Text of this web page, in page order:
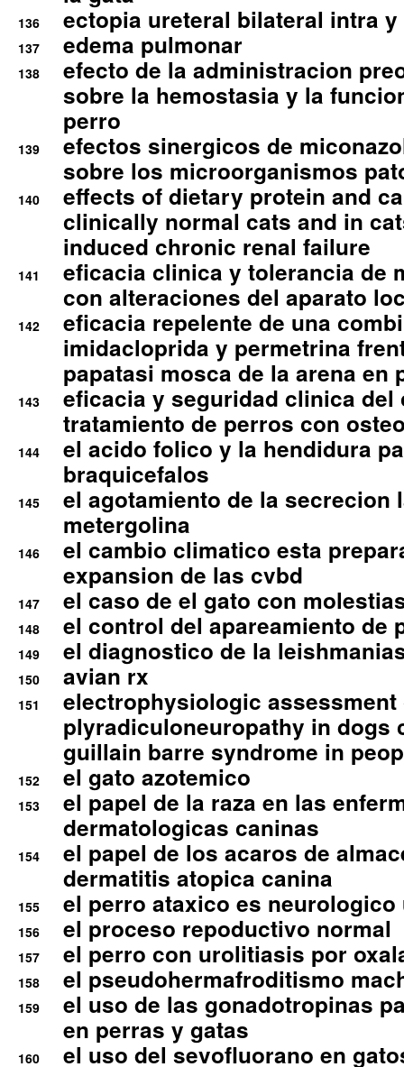
136 ectopia ureteral bilateral intra
137 edema pulmonar
138
efecto de la administracion
sobre la hemostasia y la
perro
139
efectos sinergicos de
sobre los microorganismos
140
effects of dietary protein and
clinically normal cats and in
induced chronic renal failure
141
eficacia clinica y tolerancia de
con alteraciones del aparato
142
eficacia repelente de una
imidacloprida y permetrina
papatasi mosca de la arena en
143
eficacia y seguridad clinica del
tratamiento de perros con
144
el acido folico y la hendidura
braquicefalos
145
el agotamiento de la secrecion
metergolina
146
el cambio climatico esta
expansion de las cvbd
147 el caso de el gato con
148 el control del apareamiento de
149 el diagnostico de la
150 avian rx
151
electrophysiologic assessment
plyradiculoneuropathy in dogs
guillain barre syndrome in
152 el gato azotemico
153
el papel de la raza en las
dermatologicas caninas
154
el papel de los acaros de
dermatitis atopica canina
155 el perro ataxico es
156 el proceso repoductivo normal
157 el perro con urolitiasis por
158 el pseudohermafroditismo
159
el uso de las gonadotropinas
en perras y gatas
160
el uso del sevofluorano en